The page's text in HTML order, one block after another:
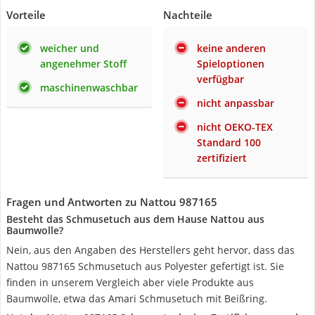
Vorteile
weicher und
angenehmer Stoff
maschinenwaschbar
Nachteile
keine anderen
Spieloptionen
verfügbar
nicht anpassbar
nicht OEKO-TEX
Standard 100
zertifiziert
Fragen und Antworten zu Nattou 987165
Besteht das Schmusetuch aus dem Hause Nattou aus
Baumwolle?
Nein, aus den Angaben des Herstellers geht hervor, dass das
Nattou 987165 Schmusetuch aus Polyester gefertigt ist. Sie
finden in unserem Vergleich aber viele Produkte aus
Baumwolle, etwa das Amari Schmusetuch mit Beißring.